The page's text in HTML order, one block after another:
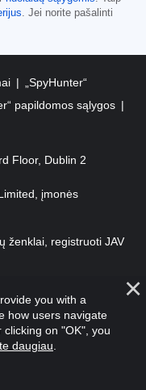
. Jei norite pašalinti
„SpyHunter“
papildomos sąlygos
Floor, Dublin 2
įmonės
ženklai, registruoti JAV
you with a
how users navigate
on "OK", you
daugiau